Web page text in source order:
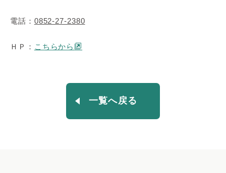
電話： 0852-27-2380
ＨＰ： こちらから
一覧へ戻る